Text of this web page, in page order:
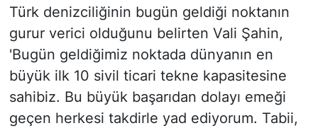
Türk denizciliğinin bugün geldiği noktanın
gurur verici olduğunu belirten Vali Şahin,
'Bugün geldiğimiz noktada dünyanın en
büyük ilk 10 sivil ticari tekne kapasitesine
sahibiz. Bu büyük başarıdan dolayı emeği
geçen herkesi takdirle yad ediyorum. Tabii,